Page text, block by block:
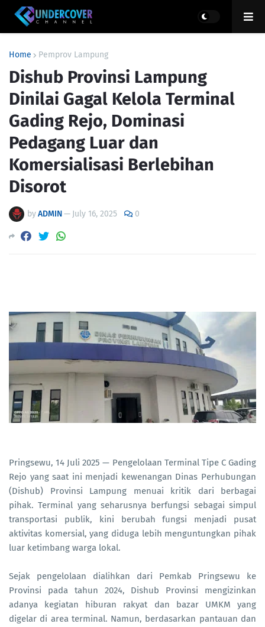
Home Pemprov Lampung
Dishub Provinsi Lampung
Dinilai Gagal Kelola Terminal
Gading Rejo, Dominasi
Pedagang Luar dan
Komersialisasi Berlebihan
Disorot
byADMIN— July 16, 2025 0
Pringsewu, 14 Juli 2025 — Pengelolaan Terminal Tipe C Gading
Rejo yang saat ini menjadi kewenangan Dinas Perhubungan
(Dishub) Provinsi Lampung menuai kritik dari berbagai
pihak. Terminal yang seharusnya berfungsi sebagai simpul
transportasi publik, kini berubah fungsi menjadi pusat
aktivitas komersial, yang diduga lebih menguntungkan pihak
luar ketimbang warga lokal.
Sejak pengelolaan dialihkan dari Pemkab Pringsewu ke
Provinsi pada tahun 2024, Dishub Provinsi mengizinkan
adanya kegiatan hiburan rakyat dan bazar UMKM yang
digelar di area terminal. Namun, berdasarkan pantauan dan